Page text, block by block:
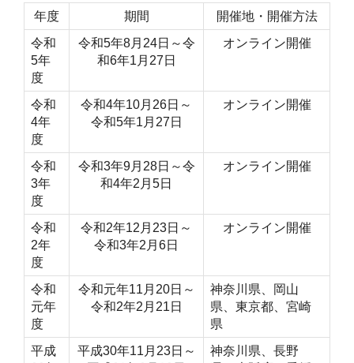
年度 期間
開催地・開催方法
令和
5年
度
令和5年8月24日～令
和6年1月27日
オンライン開催
令和
4年
度
令和4年10月26日～
令和5年1月27日
オンライン開催
令和
3年
度
令和3年9月28日～令
和4年2月5日
オンライン開催
令和
2年
度
令和2年12月23日～
令和3年2月6日
オンライン開催
令和
元年
度
令和元年11月20日～
令和2年2月21日
神奈川県、岡山
県、東京都、宮崎
県
平成
平成30年11月23日～
神奈川県、長野